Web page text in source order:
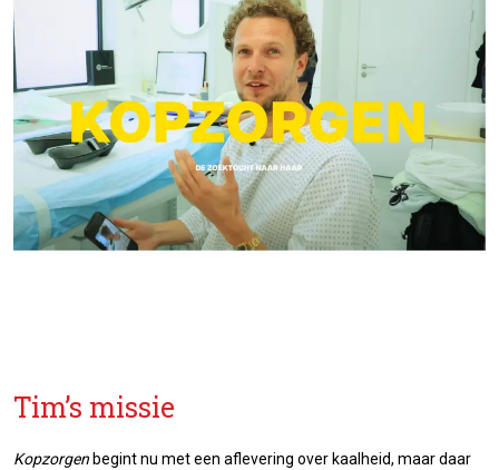
Tim’s missie
Kopzorgen begint nu met een aflevering over kaalheid, maar daar